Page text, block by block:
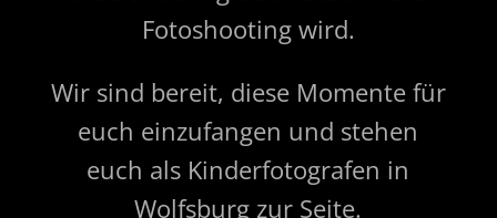
Fotoshooting wird.
Wir sind bereit, diese Momente für
euch einzufangen und stehen
euch als Kinderfotografen in
Wolfsburg zur Seite.